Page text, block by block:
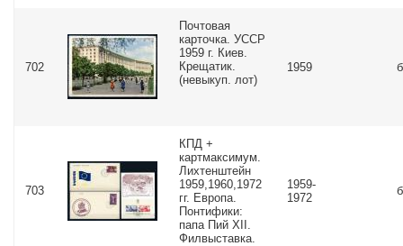
702
Почтовая
карточка. УССР
1959 г. Киев.
Крещатик.
(невыкуп. лот)
1959
703
КПД +
картмаксимум.
Лихтенштейн
1959,1960,1972
гг. Европа.
Понтифики:
папа Пий XII.
Филвыставка.
1959-
1972